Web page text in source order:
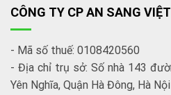
CÔNG TY CP AN SANG
- Mã số thuế: 0108420560
- Địa chỉ trụ sở: Số nhà 143
Yên Nghĩa, Quận Hà Đông, Hà Nội